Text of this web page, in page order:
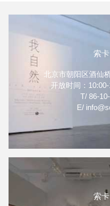
索
北京市朝阳区酒仙
开放时间：10:00-
T/ 86-
E/
索